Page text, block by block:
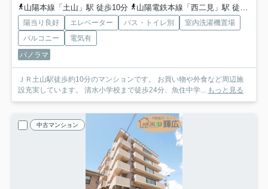
山陽本線「土山」駅 徒歩10分
山陽電鉄本線「西二見」駅 徒歩36分
陽当り良好 エレベーター バス・トイレ別
室内洗濯機置場
バルコニー
電気有
パノラマ
ＪＲ土山駅徒歩約10分のマンションです。 お買い物や外食など周辺施
設充実しています。 清水小学校まで徒歩24分、魚住中学... もっと見る
中古マンション